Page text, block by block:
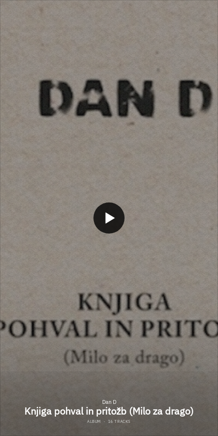
Dan D
Knjiga pohval in pritožb (Milo za drago)
ALBUM · 16 TRACKS